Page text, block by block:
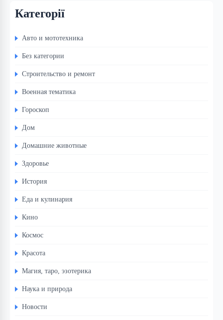
Категорії
Авто и мототехника
Без категории
Строительство и ремонт
Военная тематика
Гороскоп
Дом
Домашние животные
Здоровье
История
Еда и кулинария
Кино
Космос
Красота
Магия, таро, эзотерика
Наука и природа
Новости